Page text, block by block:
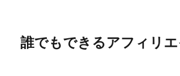
誰でもできるアフィリエ